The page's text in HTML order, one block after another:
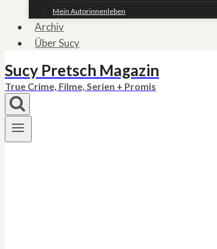
Mein Autorinnenleben
Archiv
Über Sucy
Sucy Pretsch Magazin
True Crime, Filme, Serien + Promis